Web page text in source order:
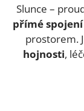
Slunce –
přímé
prostorem.
hojnosti,